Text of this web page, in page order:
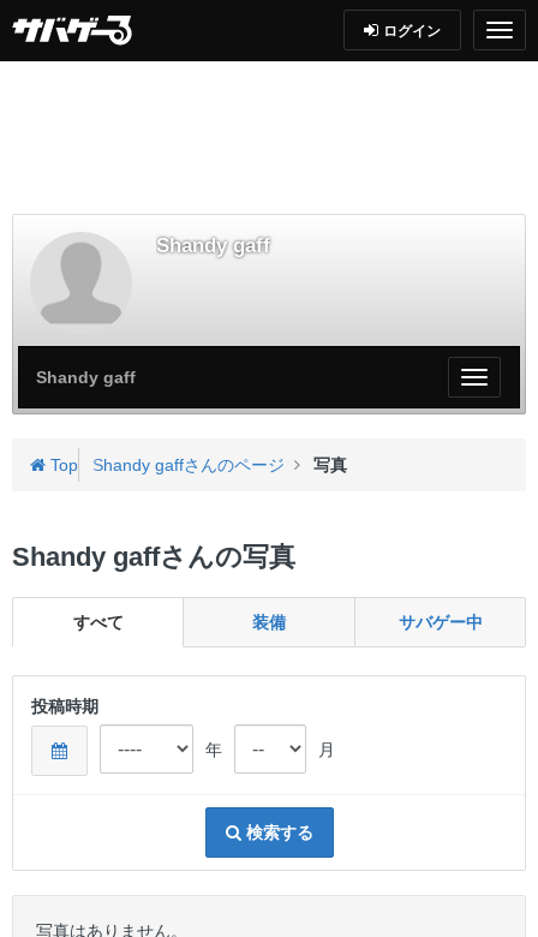
ログイン
Shandy gaff
My
ペ
Shandy gaff
Top Shandy gaffさんのページ 写真
Shandy gaffさんの写真
すべて 装備 サバゲー中
投稿時期
年 月
検索する
写真はありません。